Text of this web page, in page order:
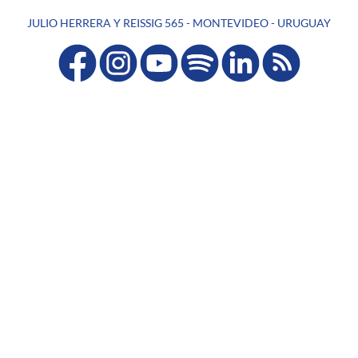
JULIO HERRERA Y REISSIG 565 - MONTEVIDEO - URUGUAY